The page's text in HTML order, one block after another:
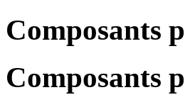
Composants
Composants